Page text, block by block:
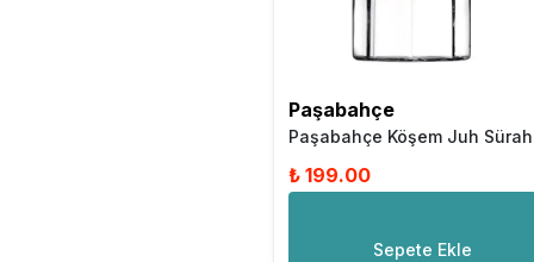
Paşabahçe
Paşabahçe Köşem Juh
₺ 199.00
Sepete Ekle